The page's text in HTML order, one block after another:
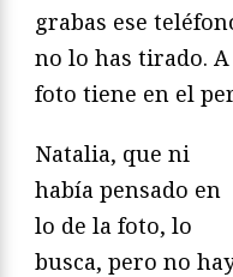
grabas ese
no lo has tirado.
foto tiene en el
Natalia, que ni
había pensado en
lo de la foto, lo
busca, pero no